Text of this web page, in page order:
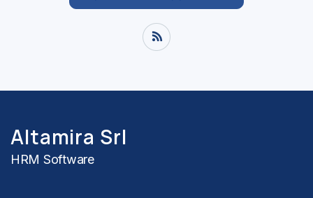
Altamira Srl
HRM Software